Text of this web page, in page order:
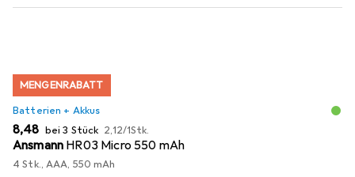
MENGENRABATT
Batterien + Akkus
EUR
8,48 bei 3 Stück EUR
2,12/1Stk.
Ansmann HR03 Micro 550 mAh
4 Stk., AAA, 550 mAh